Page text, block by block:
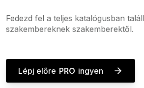
Fedezd fel a teljes katalógusban
szakembereknek szakemberektől.
Lépj előre PRO ingyen